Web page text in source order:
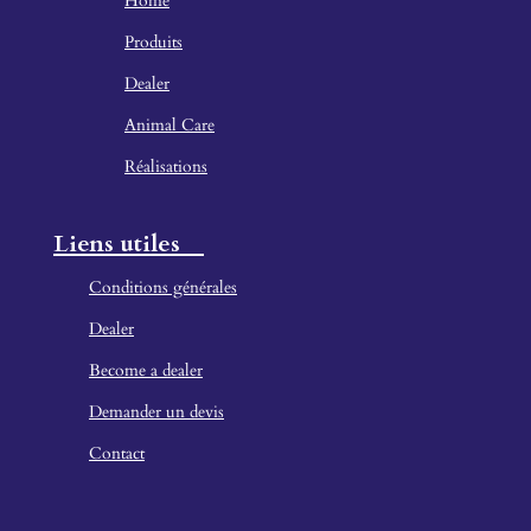
Produits
Dealer
Animal Care
Réalisations
Liens utiles
Conditions générales
Dealer
Become a dealer
Demander un devis
Contact